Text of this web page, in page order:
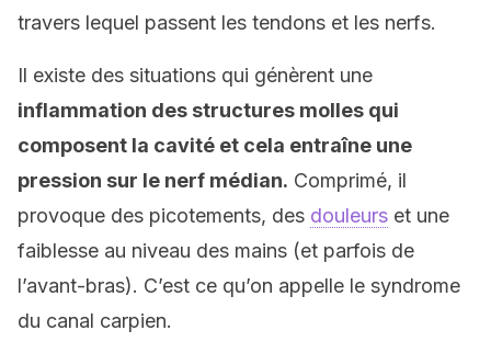
travers lequel passent les tendons et les nerfs.
Il existe des situations qui génèrent une
inflammation des structures molles qui
composent la cavité et cela entraîne une
pression sur le nerf médian. Comprimé, il
provoque des picotements, des douleurs et une
faiblesse au niveau des mains (et parfois de
l’avant-bras). C’est ce qu’on appelle le syndrome
du canal carpien.